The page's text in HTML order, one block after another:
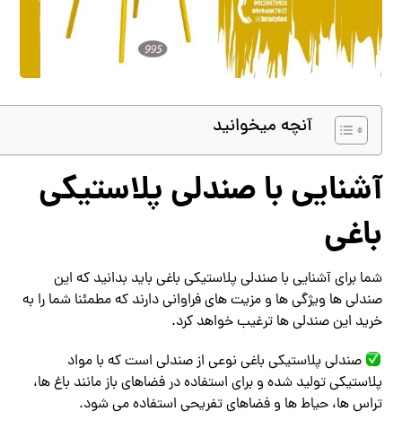
آنچه میخوانید
آشنایی با صندلی پلاستیکی
باغی
شما برای آشنایی با صندلی پلاستیکی باغی باید بدانید که این
صندلی ها ویژگی ها و مزیت های فراوانی دارند که مطمئنا شما را به
خرید این صندلی ها ترغیب خواهد کرد.
صندلی پلاستیکی باغی نوعی از صندلی است که با مواد
پلاستیکی تولید شده و برای استفاده در فضاهای باز مانند باغ ‌ها،
تراس‌ ها، حیاط‌ ها و فضاهای تفریحی استفاده می ‌شود.